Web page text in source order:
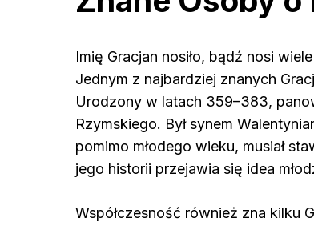
Imię Gracjan nosiło, bądź nosi
Jednym z najbardziej znanych
Urodzony w latach 359–383,
Rzymskiego. Był synem
pomimo młodego wieku, musiał
jego historii przejawia się idea
Współczesność również zna kilku